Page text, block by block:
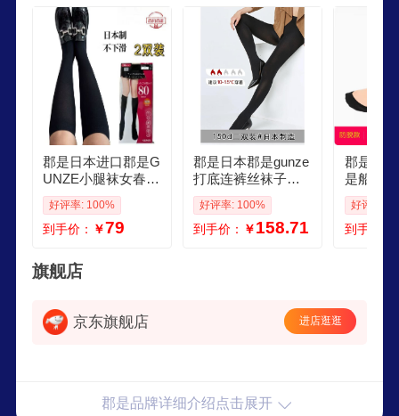
郡是日本进口郡是G
UNZE小腿袜女春秋
中筒丝袜中厚显瘦8
0D天鹅绒发热袜 中
筒发热袜黑色0262
穿弹力很大
好评率: 100%
到手价： ￥79
郡是日本郡是gunze
打底连裤丝袜子女S
ABRINA日系黑色光
腿神器秋冬保暖 15
0D黑色连裤袜二双
好评率: 100%
到手价： ￥158.71
郡是日
是船袜
防滑不
混夏季
黑色
好评率:
到手价：
旗舰店
京东旗舰店 进店逛逛
郡是品牌详细介绍点击展开